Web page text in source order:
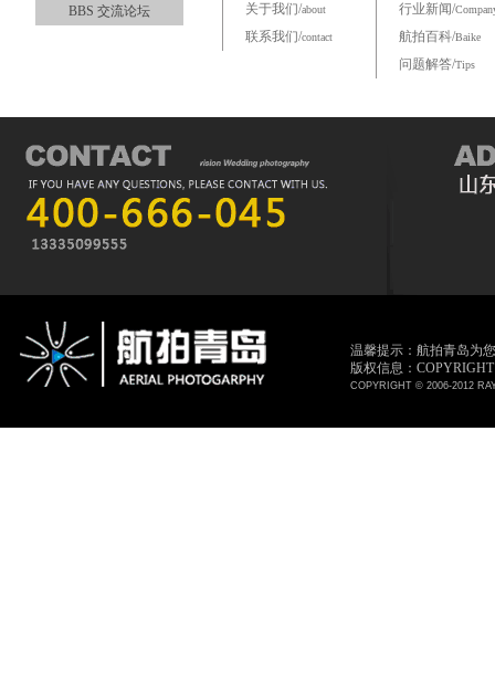
BBS 交流论坛 关于我们/about
联系我们/contact
行业新闻/
航拍百科/Baike
问题解答/Tips
温馨提示：航拍青岛为
版权信息：
COPYRIGHT © 2006-2012